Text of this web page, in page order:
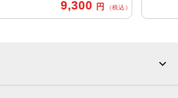
生体認証9,300 円 （税込）